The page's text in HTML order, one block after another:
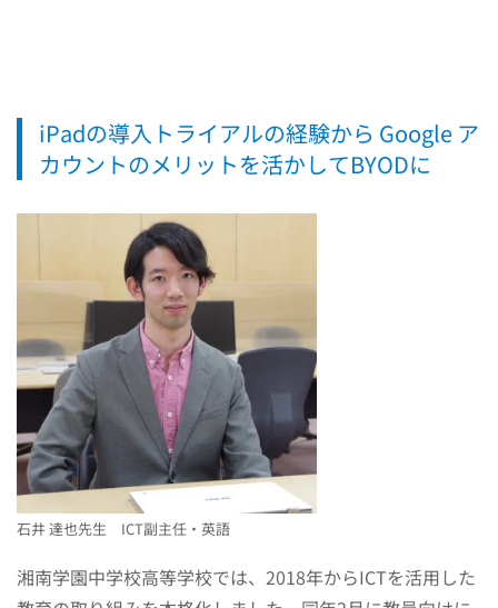
iPadの導入トライアルの経験から Google ア
カウントのメリットを活かしてBYODに
石井 達也先生 ICT副主任・英語
湘南学園中学校高等学校では、2018年からICTを活用した